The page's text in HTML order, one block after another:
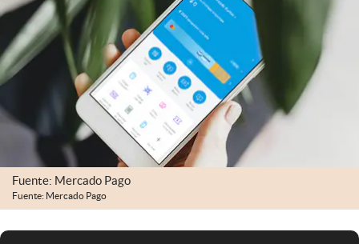
Clase
Clima
Mundial 2026
Eventos Corporativos
El Cronista Studio
Mediakit
abre en nueva pestaña
Argentina
Fuente: Mercado Pago
Fuente: Mercado Pago